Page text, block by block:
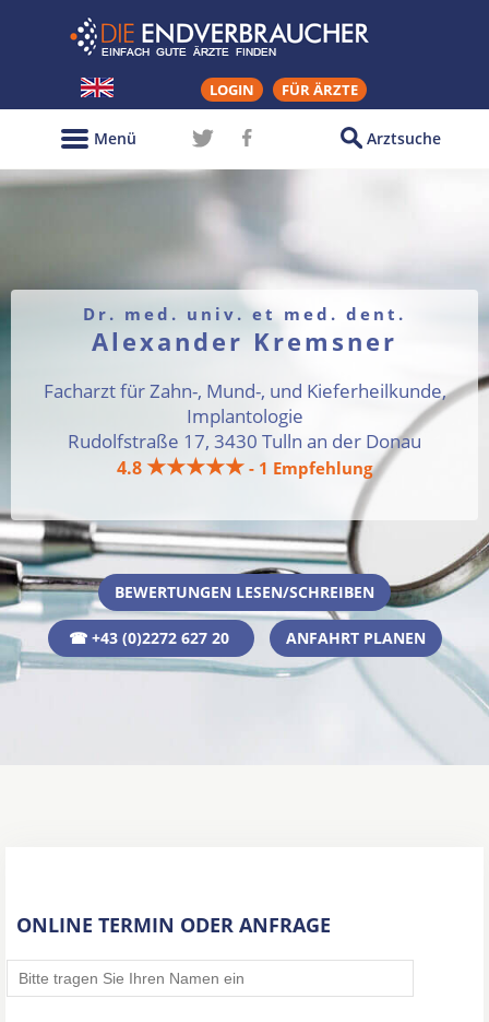
LOGIN FÜR ÄRZTE
Arztsuche
Menü
Dr. med. univ. et med. dent.
Alexander Kremsner
Facharzt für Zahn-, Mund-, und Kieferheilkunde,
Implantologie
Rudolfstraße 17, 3430 Tulln an der Donau
4.8★★★★★ - 1 Empfehlung
BEWERTUNGEN LESEN/SCHREIBEN
☎ +43 (0)2272 627 20 ANFAHRT PLANEN
ONLINE TERMIN ODER ANFRAGE